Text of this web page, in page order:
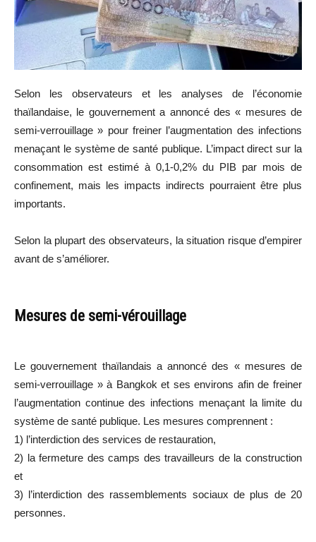
Selon les observateurs et les analyses de l’économie
thaïlandaise, le gouvernement a annoncé des « mesures de
semi-verrouillage » pour freiner l’augmentation des infections
menaçant le système de santé publique. L’impact direct sur la
consommation est estimé à 0,1-0,2% du PIB par mois de
confinement, mais les impacts indirects pourraient être plus
importants.
Selon la plupart des observateurs, la situation risque d’empirer
avant de s’améliorer.
Mesures de semi-vérouillage
Le gouvernement thaïlandais a annoncé des « mesures de
semi-verrouillage » à Bangkok et ses environs afin de freiner
l’augmentation continue des infections menaçant la limite du
système de santé publique. Les mesures comprennent :
1) l’interdiction des services de restauration,
2) la fermeture des camps des travailleurs de la construction
et
3) l’interdiction des rassemblements sociaux de plus de 20
personnes.